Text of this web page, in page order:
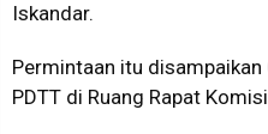
Iskandar.
Permintaan itu disampaikan
PDTT di Ruang Rapat